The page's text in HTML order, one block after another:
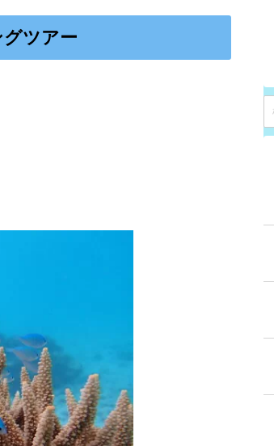
グツアー